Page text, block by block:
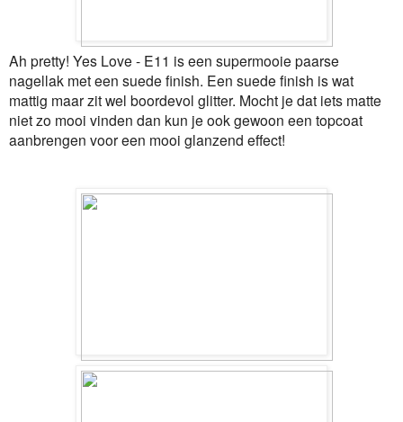
Ah pretty! Yes Love - E11 is een supermooie paarse
nagellak met een suede finish. Een suede finish is wat
mattig maar zit wel boordevol glitter. Mocht je dat iets matte
niet zo mooi vinden dan kun je ook gewoon een topcoat
aanbrengen voor een mooi glanzend effect!